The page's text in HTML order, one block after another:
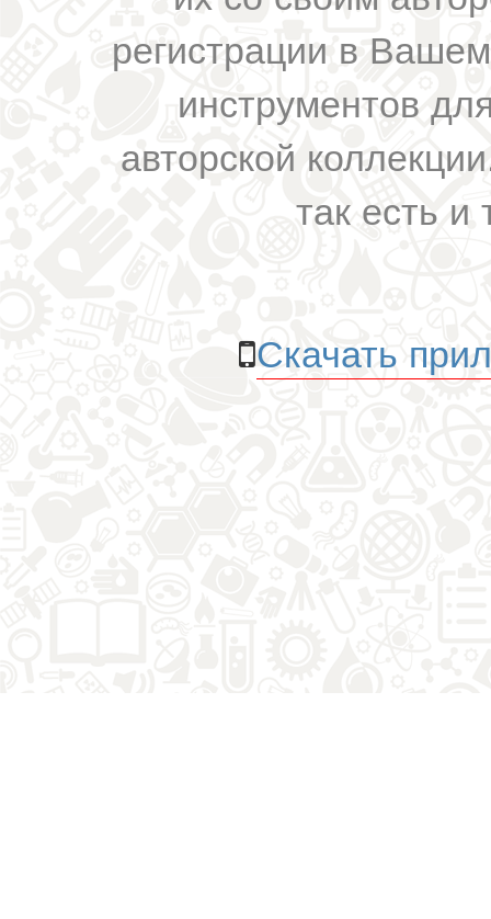
регистрации в
инструментов
авторской
так есть и
Скачать